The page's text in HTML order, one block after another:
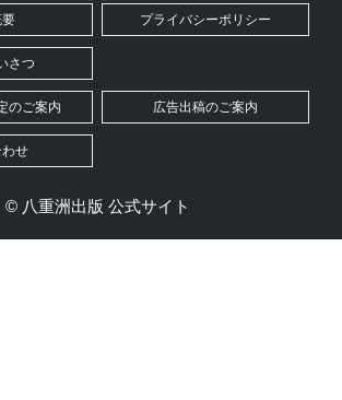
プライバシーポリシー
さつ
のご案内 広告出稿のご案内
せ
© 八重洲出版 公式サイト